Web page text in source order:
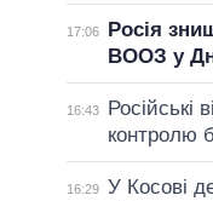
17:06
Росія
ВООЗ у
16:43
Російські
контролю
16:29 У Косові